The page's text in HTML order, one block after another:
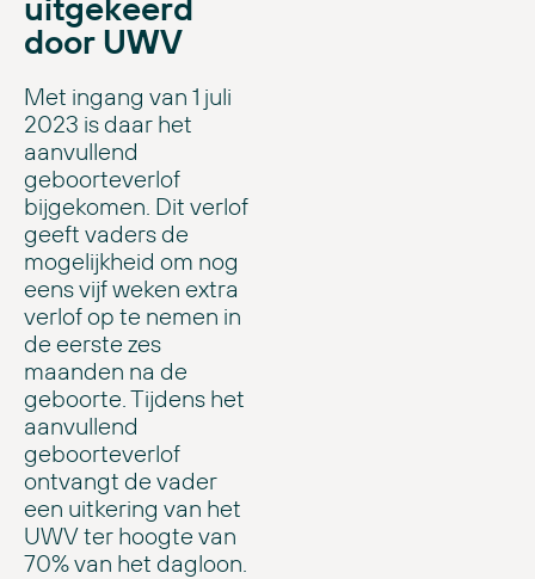
door UWV
Met ingang van 1 juli
2023 is daar het
aanvullend
geboorteverlof
bijgekomen. Dit verlof
geeft vaders de
mogelijkheid om nog
eens vijf weken extra
verlof op te nemen in
de eerste zes
maanden na de
geboorte. Tijdens het
aanvullend
geboorteverlof
ontvangt de vader
een uitkering van het
UWV ter hoogte van
70% van het dagloon.